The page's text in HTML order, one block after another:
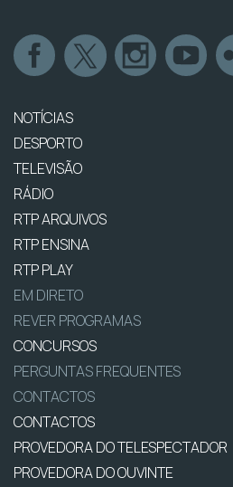
NOTÍCIAS
DESPORTO
TELEVISÃO
RÁDIO
RTP ARQUIVOS
RTP ENSINA
RTP PLAY
EM DIRETO
REVER PROGRAMAS
CONCURSOS
PERGUNTAS FREQUENTES
CONTACTOS
CONTACTOS
PROVEDORA DO TELESPECTADOR
PROVEDORA DO OUVINTE